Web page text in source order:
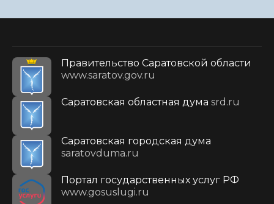
Правительство Саратовской области
www.saratov.gov.ru
Саратовская областная дума srd.ru
Саратовская городская дума
saratovduma.ru
Портал государственных услуг РФ
www.gosuslugi.ru